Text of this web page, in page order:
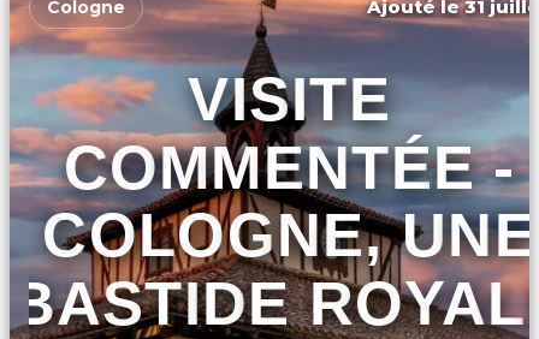
Cologne Ajouté le 31
VISITE
COMMENTÉE -
COLOGNE, UNE
BASTIDE